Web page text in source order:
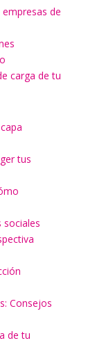
de
carga de tu
tus
sociales
Consejos
de tu